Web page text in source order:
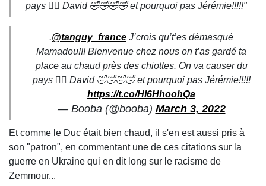
pays 🏴‍☠️ David 🤣🤣🤣🤣 et pourquoi pas Jérémie!!!!!"
.@tanguy_france J’crois qu’t’es démasqué
Mamadou!!! Bienvenue chez nous on t’as gardé ta
place au chaud près des chiottes. On va causer du
pays 🏴‍☠️ David 🤣🤣🤣🤣 et pourquoi pas Jérémie!!!!!
https://t.co/HI6HhoohQa
— Booba (@booba) March 3, 2022
Et comme le Duc était bien chaud, il s'en est aussi pris à
son "patron", en commentant une de ces citations sur la
guerre en Ukraine qui en dit long sur le racisme de
Zemmour...